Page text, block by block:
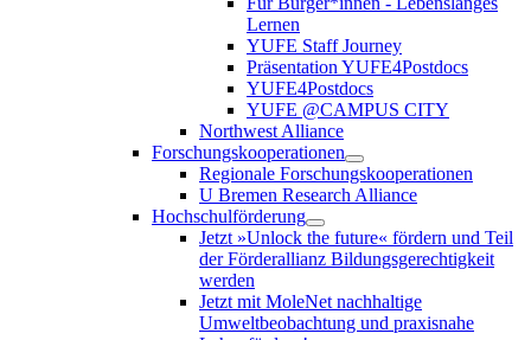
Lernen
YUFE Staff Journey
Präsentation YUFE4Postdocs
YUFE4Postdocs
YUFE @CAMPUS CITY
Northwest Alliance
Forschungskooperationen
Regionale Forschungskooperationen
U Bremen Research Alliance
Hochschulförderung
Jetzt »Unlock the future« fördern und Teil
der Förderallianz Bildungsgerechtigkeit
werden
Jetzt mit MoleNet nachhaltige
Umweltbeobachtung und praxisnahe